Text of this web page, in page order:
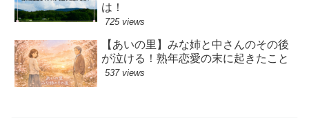
は！
725 views
【あいの里】みな姉と中さんのその後
が泣ける！熟年恋愛の末に起きたこと
537 views